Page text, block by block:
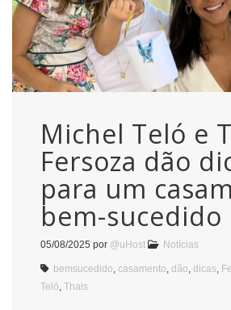
Michel Teló e
Fersoza dão
para um
bem-sucedido
05/08/2025 por @uHost Notícias
bemsucedido casamento dão dicas
Teló Thais